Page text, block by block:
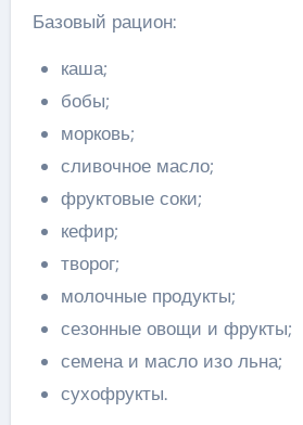
Базовый рацион:
каша;
бобы;
морковь;
сливочное масло;
фруктовые соки;
кефир;
творог;
молочные продукты;
сезонные овощи и фрукты;
семена и масло изо льна;
сухофрукты.